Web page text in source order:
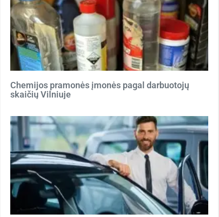
Chemijos pramonės įmonės pagal darbuotojų
skaičių Vilniuje